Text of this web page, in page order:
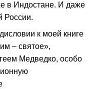
в Индостане. И даже
России.
к моей книге
– святое»,
Медведко, особо